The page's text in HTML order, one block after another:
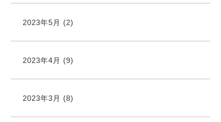
2023年5月 (2)
2023年4月 (9)
2023年3月 (8)